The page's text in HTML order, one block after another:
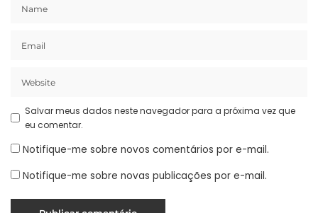
Salvar meus dados neste navegador para a próxima vez que
eu comentar.
Notifique-me sobre novos comentários por e-mail.
Notifique-me sobre novas publicações por e-mail.